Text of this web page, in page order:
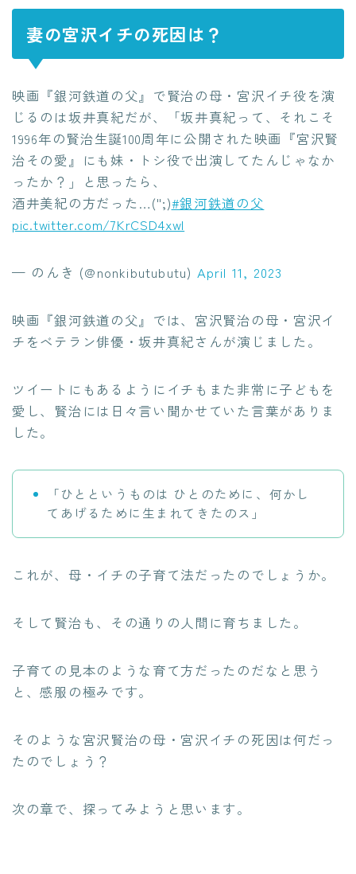
妻の宮沢イチの死因は？
映画『銀河鉄道の父』で賢治の母・宮沢イチ役を演
じるのは坂井真紀だが、「坂井真紀って、それこそ
1996年の賢治生誕100周年に公開された映画『宮沢賢
治その愛』にも妹・トシ役で出演してたんじゃなか
ったか？」と思ったら、
酒井美紀の方だった…('';)#銀河鉄道の父
pic.twitter.com/7KrCSD4xwI
— のんき (@nonkibutubutu) April 11, 2023
映画『銀河鉄道の父』では、宮沢賢治の母・宮沢イ
チをベテラン俳優・坂井真紀さんが演じました。
ツイートにもあるようにイチもまた非常に子どもを
愛し、賢治には日々言い聞かせていた言葉がありま
した。
「ひとというものは ひとのために、何かし
てあげるために生まれてきたのス」
これが、母・イチの子育て法だったのでしょうか。
そして賢治も、その通りの人間に育ちました。
子育ての見本のような育て方だったのだなと思う
と、感服の極みです。
そのような宮沢賢治の母・宮沢イチの死因は何だっ
たのでしょう？
次の章で、探ってみようと思います。